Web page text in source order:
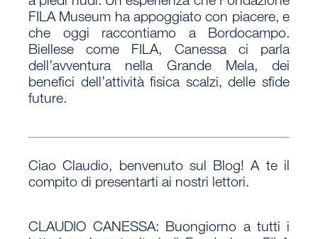
FILA Museum ha appoggiato con piacere, e
che oggi raccontiamo a Bordocampo.
Biellese come FILA, Canessa ci parla
dell’avventura nella Grande Mela, dei
benefici dell’attività fisica scalzi, delle sfide
future.
Ciao Claudio, benvenuto sul Blog! A te il
compito di presentarti ai nostri lettori.
CLAUDIO CANESSA: Buongiorno a tutti i